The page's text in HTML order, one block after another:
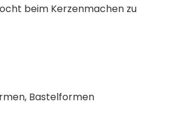
beim Kerzenmachen zu
Bastelformen